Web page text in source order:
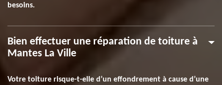
besoins.
Bien effectuer une réparation de toiture à
Mantes La Ville
Votre toiture risque-t-elle d’un effondrement à cause d’une